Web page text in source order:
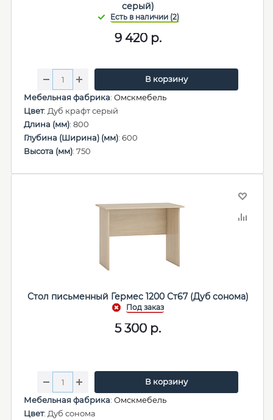
серый)
9 420р.
В корзину
Мебельная фабрика: Омскмебель
Цвет: Дуб крафт серый
Длина (мм): 800
Глубина (Ширина) (мм): 600
Высота (мм): 750
Стол письменный Гермес 1200 Ст67 (Дуб сонома)
5 300 р.
В корзину
Мебельная фабрика: Омскмебель
Цвет: Дуб сонома